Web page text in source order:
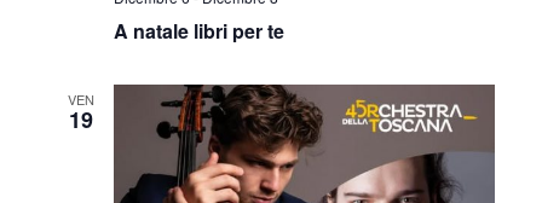
A natale libri per te
VEN
19